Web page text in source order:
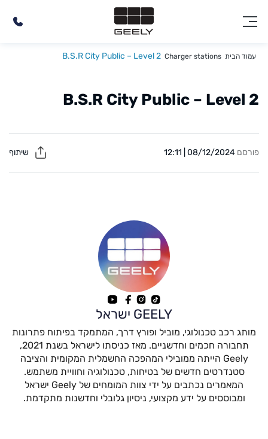
עמוד הבית Charger stations
B.S.R City Public – Level 2
B.S.R City Public – Level 2
פורסם 08/12/2024 | 12:11
GEELY ישראל
מותג רכב טכנולוגי, מוביל ופורץ דרך, המתמקד בפיתוח פתרונות
תחבורה חכמים וחדשניים. מאז כניסתו לישראל בשנת 2021,
Geely הייתה ממובילי המהפכה החשמלית המקומית והציבה
סטנדרטים חדשים של בטיחות, טכנולוגיה וחוויית משתמש.
המאמרים נכתבים על ידי צוות המומחים של Geely ישראל
ומבוססים על ידע מקצועי, ניסיון גלובלי וחדשנות מתקדמת.